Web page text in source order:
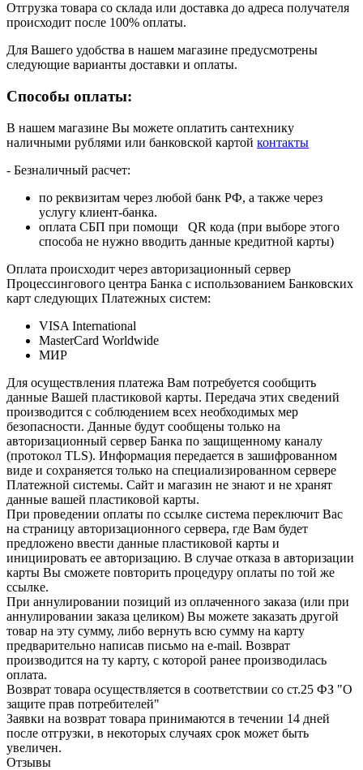
Отгрузка товара со склада или доставка до адреса получателя
происходит после 100% оплаты.
Для Вашего удобства в нашем магазине предусмотрены
следующие варианты доставки и оплаты.
Способы оплаты:
В нашем магазине Вы можете оплатить сантехнику
наличными рублями или банковской картой контакты
- Безналичный расчет:
по реквизитам через любой банк РФ, а также через
услугу клиент-банка.
оплата СБП при помощи QR кода (при выборе этого
способа не нужно вводить данные кредитной карты)
Оплата происходит через авторизационный сервер
Процессингового центра Банка с использованием Банковских
карт следующих Платежных систем:
VISA International
MasterCard Worldwide
МИР
Для осуществления платежа Вам потребуется сообщить
данные Вашей пластиковой карты. Передача этих сведений
производится с соблюдением всех необходимых мер
безопасности. Данные будут сообщены только на
авторизационный сервер Банка по защищенному каналу
(протокол TLS). Информация передается в зашифрованном
виде и сохраняется только на специализированном сервере
Платежной системы. Сайт и магазин не знают и не хранят
данные вашей пластиковой карты.
При проведении оплаты по ссылке система переключит Вас
на страницу авторизационного сервера, где Вам будет
предложено ввести данные пластиковой карты и
инициировать ее авторизацию. В случае отказа в авторизации
карты Вы сможете повторить процедуру оплаты по той же
ссылке.
При аннулировании позиций из оплаченного заказа (или при
аннулировании заказа целиком) Вы можете заказать другой
товар на эту сумму, либо вернуть всю сумму на карту
предварительно написав письмо на e-mail. Возврат
производится на ту карту, с которой ранее производилась
оплата.
Возврат товара осуществляется в соответствии со ст.25 ФЗ "О
защите прав потребителей"
Заявки на возврат товара принимаются в течении 14 дней
после отгрузки, в некоторых случаях срок может быть
увеличен.
Отзывы